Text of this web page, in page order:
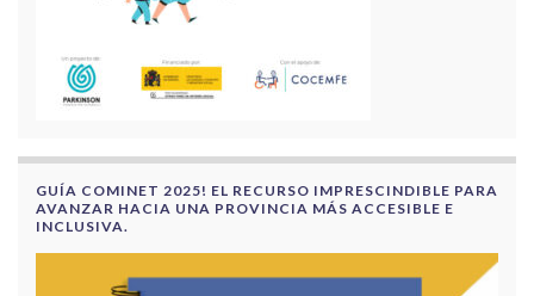
GUÍA COMINET 2025! EL RECURSO IMPRESCINDIBLE PARA
AVANZAR HACIA UNA PROVINCIA MÁS ACCESIBLE E
INCLUSIVA.